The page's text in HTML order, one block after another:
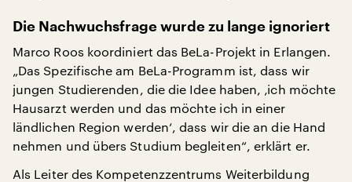
Die Nachwuchsfrage wurde zu lange ignoriert
Marco Roos koordiniert das BeLa-Projekt in Erlangen.
„Das Spezifische am BeLa-Programm ist, dass wir
jungen Studierenden, die die Idee haben, ‚ich möchte
Hausarzt werden und das möchte ich in einer
ländlichen Region werden‘, dass wir die an die Hand
nehmen und übers Studium begleiten“, erklärt er.
Als Leiter des Kompetenzzentrums Weiterbildung